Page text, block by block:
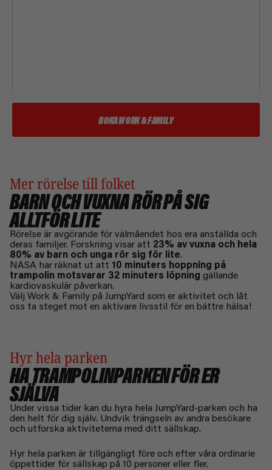
Mer rörelse till folket
BARN OCH VUXNA RÖR PÅ SIG
ALLTFÖR LITE
Rörelse är avgörande för välmåendet hos era anställda och
deras familjer. Forskning visar att 23% av vuxna och hela
80% av barn och unga rör sig för lite.
NASA har räknat ut att 10 minuters hoppning på
trampolin motsvarar 32 minuters löpning gällande
kardiovaskulär påverkan.
Välj Work & Family på JumpYard som er aktivitet och låt
oss ta steget mot en aktivare livsstil för en bättre hälsa!
Hyr hela parken
HA TRAMPOLINPARKEN FÖR ER
SJÄLVA
Under vissa tider kan du hyra hela JumpYard-parken och ha
den helt för dig själv. Undvik trängseln av andra besökare
och utforska aktiviteterna med ditt sällskap.
Hyr hela parken är tillgängligt före och efter våra ordinarie
öppettider för sällskap på 10 personer eller fler.